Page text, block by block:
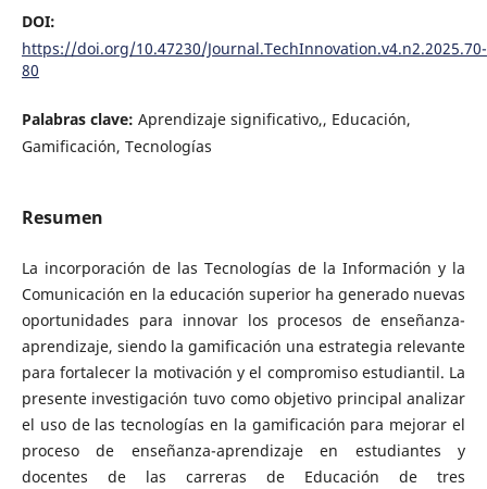
DOI:
https://doi.org/10.47230/Journal.TechInnovation.v4.n2.2025.70-
80
Palabras clave: Aprendizaje significativo,, Educación,
Gamificación, Tecnologías
Resumen
La incorporación de las Tecnologías de la Información y la
Comunicación en la educación superior ha generado nuevas
oportunidades para innovar los procesos de enseñanza-
aprendizaje, siendo la gamificación una estrategia relevante
para fortalecer la motivación y el compromiso estudiantil. La
presente investigación tuvo como objetivo principal analizar
el uso de las tecnologías en la gamificación para mejorar el
proceso de enseñanza-aprendizaje en estudiantes y
docentes de las carreras de Educación de tres